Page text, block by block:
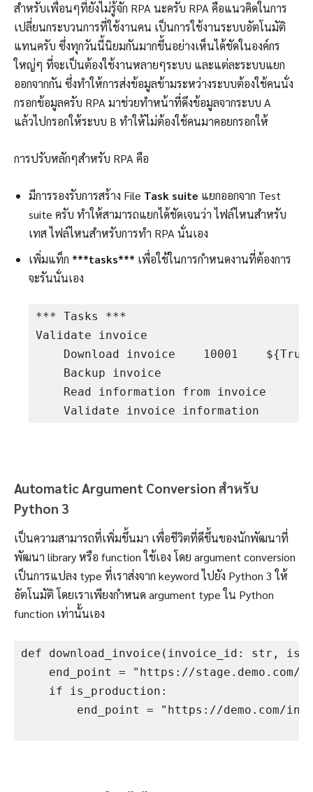
สำหรับเพื่อนๆที่ยังไม่รู้จัก RPA นะครับ RPA คือแนวคิดในการ
เปลี่ยนกระบวนการที่ใช้งานคน เป็นการใช้งานระบบอัตโนมัติ
แทนครับ ซึ่งทุกวันนี้นิยมกันมากขึ้นอย่างเห็นได้ชัดในองค์กร
ใหญ่ๆ ที่จะเป็นต้องใช้งานหลายๆระบบ และแต่ละระบบแยก
ออกจากกัน ซึ่งทำให้การส่งข้อมูลข้ามระหว่างระบบต้องใช้คนนั่ง
กรอกข้อมูลครับ RPA มาช่วยทำหน้าที่ดึงข้อมูลจากระบบ A
แล้วไปกรอกให้ระบบ B ทำให้ไม่ต้องใช้คนมาคอยกรอกให้
การปรับหลักๆสำหรับ RPA คือ
มีการรองรับการสร้าง File Task suite แยกออกจาก Test
suite ครับ ทำให้สามารถแยกได้ชัดเจนว่า ไฟล์ไหนสำหรับ
เทส ไฟล์ไหนสำหรับการทำ RPA นั่นเอง
เพิ่มแท็ก ***tasks*** เพื่อใช้ในการกำหนดงานที่ต้องการ
จะรันนั่นเอง
*** Tasks ***
Validate invoice
Download invoice    10001
    Backup invoice
    Read information from invoice
    Validate invoice information
Automatic Argument Conversion สำหรับ
Python 3
เป็นความสามารถที่เพิ่มขึ้นมา เพื่อชีวิตที่ดีขึ้นของนักพัฒนาที่
พัฒนา library หรือ function ใช้เอง โดย argument conversion
เป็นการแปลง type ที่เราส่งจาก keyword ไปยัง Python 3 ให้
อัตโนมัติ โดยเราเพียงกำหนด argument type ใน Python
function เท่านั้นเอง
def download_invoice(invoice_id: str,
end_point = "https://stage.demo.com/
    if is_production:
end_point = "https://demo.com/